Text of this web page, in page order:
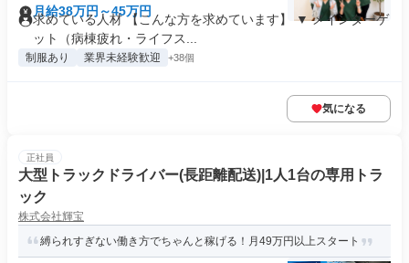
月給38万円～45万円
求めている人材 【こんな方を求めています】 ▼ メインターゲ
ット（病棟疲れ・ライフス...
制服あり 業界未経験歓迎 +38個
気になる
正社員
大型トラックドライバー(長距離配送)|1人1台の専用トラ
ック
株式会社輝宝
縛られすぎない働き方でちゃんと稼げる！月49万円以上スタート